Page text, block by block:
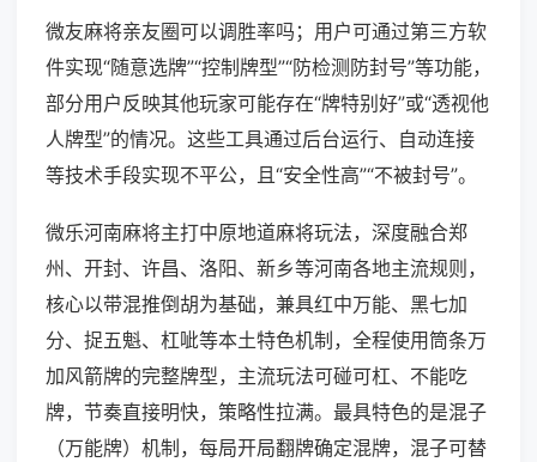
微友麻将亲友圈可以调胜率吗；用户可通过第三方软
件实现“随意选牌”“控制牌型”“防检测防封号”等功能，
部分用户反映其他玩家可能存在“牌特别好”或“透视他
人牌型”的情况。这些工具通过后台运行、自动连接
等技术手段实现不平公，且“安全性高”“不被封号”。
微乐河南麻将主打中原地道麻将玩法，深度融合郑
州、开封、许昌、洛阳、新乡等河南各地主流规则，
核心以带混推倒胡为基础，兼具红中万能、黑七加
分、捉五魁、杠呲等本土特色机制，全程使用筒条万
加风箭牌的完整牌型，主流玩法可碰可杠、不能吃
牌，节奏直接明快，策略性拉满。最具特色的是混子
（万能牌）机制，每局开局翻牌确定混牌，混子可替